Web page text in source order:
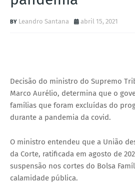
Leandro Santana abril 15, 2021
Decisão do ministro do Supremo
Marco Aurélio, determina que o
famílias que foram excluídas do
durante a pandemia da covid.
O ministro entendeu que a União
da Corte, ratificada em agosto de
suspensão nos cortes do Bolsa
calamidade pública.